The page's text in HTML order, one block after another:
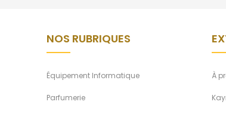
NOS RUBRIQUES
Équipement Informatique
Parfumerie
À